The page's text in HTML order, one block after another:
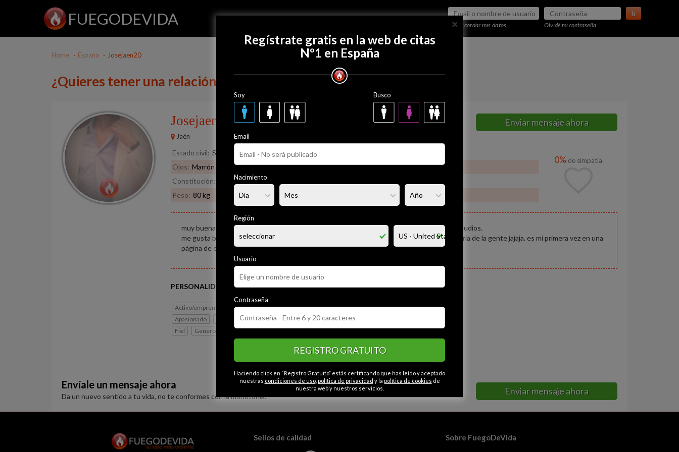
FUEGODEVIDA Ir
Recordar mis datos Olvidé mi contraseña
Regístrate gratis
Home España Josejaen20
¿Quieres tener una relación con Josejaen20?
Josejaen2030 años
Jaén
Enviar mensaje ahora
Estado civil: Soltero
Ojos: Marrón Pelo: Moreno
Constitución:
Normal
Peso: 80 kg
0% de simpatía
muy buenas! soy estudiante universitario de 20 años que vive en jaén capital por tema estudios.
me gusta bastante salir, cine, aventuras, todo lo que sea moverme.. vamos, como a la mayoría de la gente jajaja. es mi primera vez en una
página de este estilo y quiero llevarme buenas experiencias!
PERSONALIDAD
Activo/emprendedor Alegre Educado Simpático
Extrovertido
Apasionado
Espontáneo Liberal Optimista
Abierto
Fiel
Generoso Honesto Gracioso Caballeroso
CATEGORÍAS
Contactos en Jaen
Envíale un mensaje ahora
Da un nuevo sentido a tu vida, no te conformes con la monotonía. Enviar mensaje ahora
×
Regístrate gratis en la web de citas
Nº1 en España
Soy Busco
Email
Nacimiento
Región
Usuario
Contraseña
REGISTRO GRATUITO
Haciendo click en “Registro Gratuito” estás certificando que has leído y aceptado
nuestras condiciones de uso, política de privacidad y la política de cookies de
nuestra web y nuestros servicios.
Sellos de calidad Sobre FuegoDeVida